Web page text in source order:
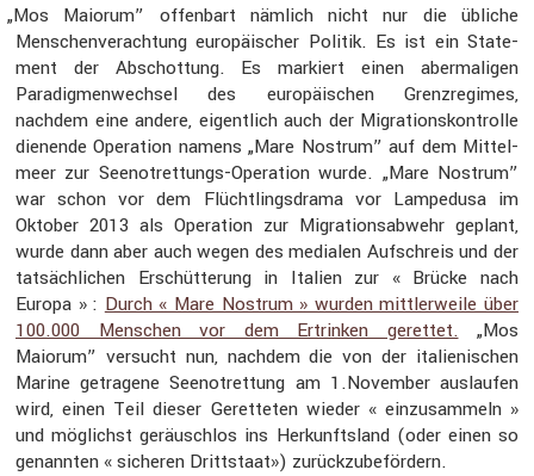
„Mos Maiorum” offen­bart nämlich nicht nur die übliche
Menschen­ver­ach­tung europäi­scher Politik. Es ist ein State­
ment der Abschot­tung. Es markiert einen aberma­ligen
Paradig­men­wechsel des europäi­schen Grenz­re­gimes,
nachdem eine andere, eigent­lich auch der Migra­ti­ons­kon­trolle
dienende Opera­tion namens „Mare Nostrum” auf dem Mittel­
meer zur Seenot­ret­tungs-Opera­tion wurde. „Mare Nostrum”
war schon vor dem Flücht­lings­drama vor Lampe­dusa im
Oktober 2013 als Opera­tion zur Migra­ti­ons­ab­wehr geplant,
wurde dann aber auch wegen des medialen Aufschreis und der
tatsäch­li­chen Erschüt­te­rung in Italien zur « Brücke nach
Europa » : Durch « Mare Nostrum » wurden mittler­weile über
100.000 Menschen vor dem Ertrinken gerettet. „Mos
Maiorum” versucht nun, nachdem die von der italie­ni­schen
Marine getra­gene Seenot­ret­tung am 1.November auslaufen
wird, einen Teil dieser Geret­teten wieder « einzu­sam­meln »
und möglichst geräuschlos ins Herkunfts­land (oder einen so
genannten « sicheren Dritt­staat») zurück­zu­be­för­dern.